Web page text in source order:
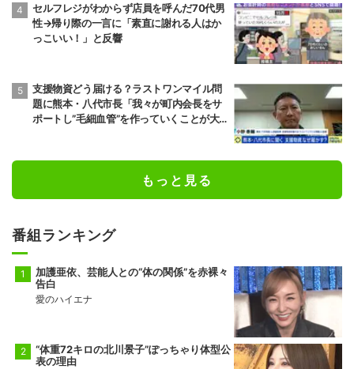
セルフレジがわからず店員を呼んだ70代男
性→帰り際の一言に「素直に謝れる人はか
っこいい！」と反響
支援物資どう届ける？ラストワンマイル問
題に熊本・八代市長「我々が町内会長をサ
ポートし”毛細血管”を作っていくことが大
もっと見る
番組ランキング
加護亜依、芸能人との“体の関係”を赤裸々
告白
愛のハイエナ
“体重72キロの北川景子”ぽっちゃり体型公
表の理由